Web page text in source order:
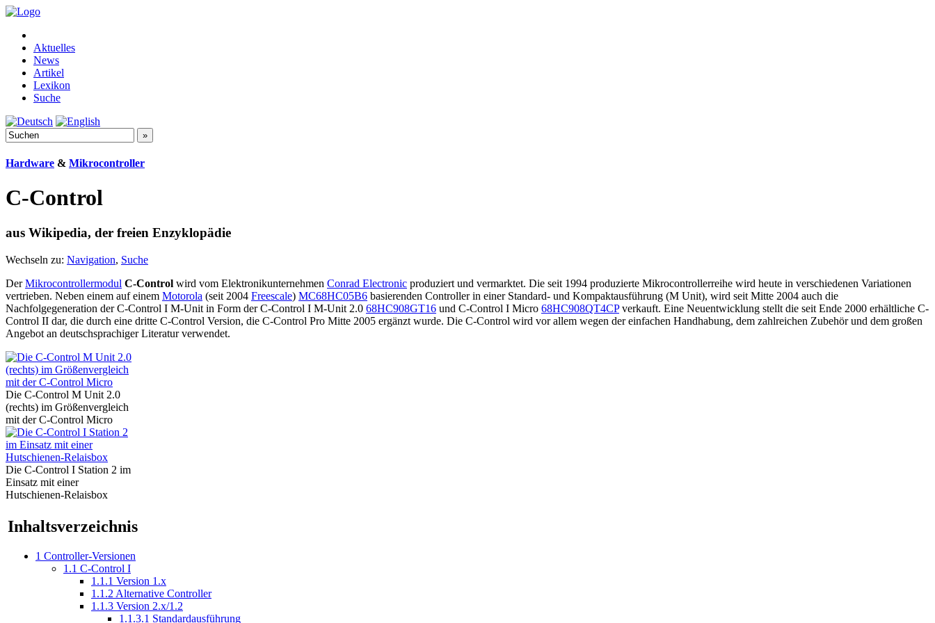
Aktuelles
News
Artikel
Lexikon
Suche
Hardware & Mikrocontroller
C-Control
aus Wikipedia, der freien Enzyklopädie
Wechseln zu: Navigation, Suche
DerMikrocontrollermodul C-Control wird vom Elektronikunternehmen Conrad Electronic produziert und vermarktet. Die seit 1994 produzierte Mikrocontrollerreihe wird heute in verschiedenen Variationen
vertrieben. Neben einem auf einem Motorola (seit 2004 Freescale) MC68HC05B6 basierenden Controller in einer Standard- und Kompaktausführung (M Unit), wird seit Mitte 2004 auch die
Nachfolgegeneration der C-Control I M-Unit in Form der C-Control I M-Unit 2.0 68HC908GT16 und C-Control I Micro 68HC908QT4CPverkauft. Eine Neuentwicklung stellt die seit Ende 2000 erhältliche C-
Control II dar, die durch eine dritte C-Control Version, die C-Control Pro Mitte 2005 ergänzt wurde. Die C-Control wird vor allem wegen der einfachen Handhabung, dem zahlreichen Zubehör und dem großen
Angebot an deutschsprachiger Literatur verwendet.
Die C-Control M Unit 2.0
(rechts) im Größenvergleich
mit der C-Control Micro
Die C-Control I Station 2 im
Einsatz mit einer
Hutschienen-Relaisbox
Inhaltsverzeichnis
1 Controller-Versionen
1.1 C-Control I
1.1.1 Version 1.x
1.1.2 Alternative Controller
1.1.3 Version 2.x/1.2
1.1.3.1 Standardausführung